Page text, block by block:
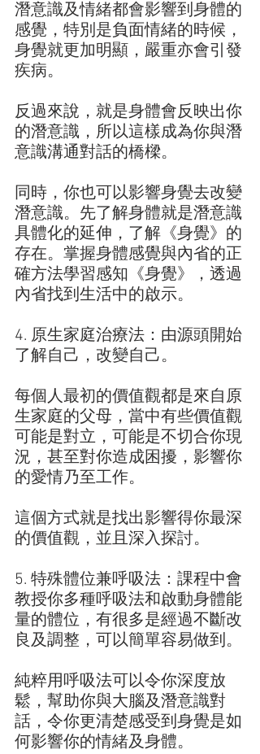
潛意識及情緒都會影響到身體的
感覺，特別是負面情緒的時候，
身覺就更加明顯，嚴重亦會引發
疾病。
反過來說，就是身體會反映出你
的潛意識，所以這樣成為你與潛
意識溝通對話的橋樑。
同時，你也可以影響身覺去改變
潛意識。先了解身體就是潛意識
具體化的延伸，了解《身覺》的
存在。掌握身體感覺與內省的正
確方法學習感知《身覺》，透過
內省找到生活中的啟示。
4. 原生家庭治療法：由源頭開始
了解自己，改變自己。
每個人最初的價值觀都是來自原
生家庭的父母，當中有些價值觀
可能是對立，可能是不切合你現
況，甚至對你造成困擾，影響你
的愛情乃至工作。
這個方式就是找出影響得你最深
的價值觀，並且深入探討。
5. 特殊體位兼呼吸法：課程中會
教授你多種呼吸法和啟動身體能
量的體位，有很多是經過不斷改
良及調整，可以簡單容易做到。
純粹用呼吸法可以令你深度放
鬆，幫助你與大腦及潛意識對
話，令你更清楚感受到身覺是如
何影響你的情緒及身體。